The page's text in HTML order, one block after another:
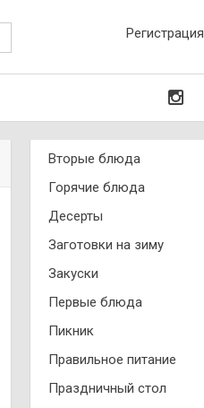
Регистрация
Вторые блюда
Горячие блюда
Десерты
Заготовки на зиму
Закуски
Первые блюда
Пикник
Правильное питание
Праздничный стол